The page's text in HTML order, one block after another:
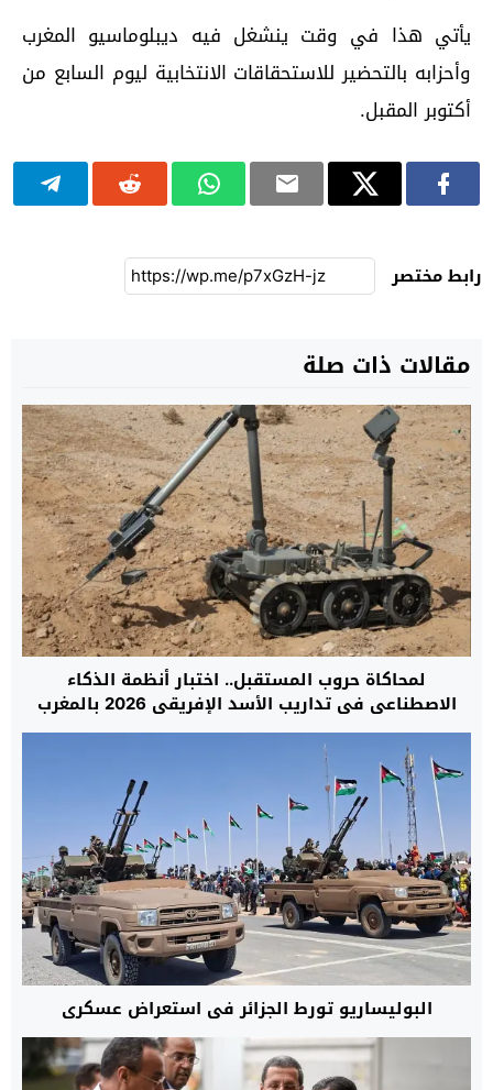
يأتي هذا في وقت ينشغل فيه ديبلوماسيو المغرب
وأحزابه بالتحضير للاستحقاقات الانتخابية ليوم السابع من
أكتوبر المقبل.
رابط مختصر
مقالات ذات صلة
لمحاكاة حروب المستقبل.. اختبار أنظمة الذكاء
الاصطناعي في تداريب الأسد الإفريقي 2026 بالمغرب
لأول مرة
البوليساريو تورط الجزائر في استعراض عسكري